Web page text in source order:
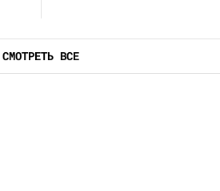
СМОТРЕТЬ ВСЕ